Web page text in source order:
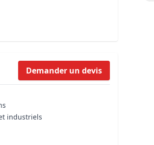
Demander un devis
industriels